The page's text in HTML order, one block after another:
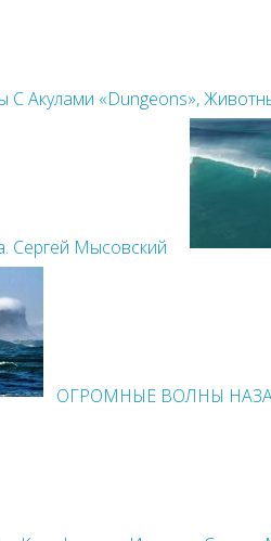
С Акулами «Dungeons»,
Сергей Мысовский
ОГРОМНЫЕ ВОЛНЫ